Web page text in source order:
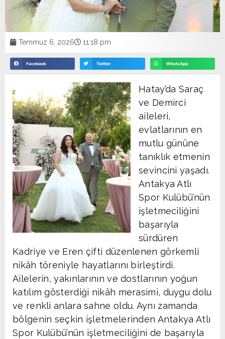
Temmuz 6, 2026 11:18 pm
Facebook Twitter WhatsApp
Hatay’da Saraç
ve Demirci
aileleri,
evlatlarının en
mutlu gününe
tanıklık etmenin
sevincini yaşadı.
Antakya Atlı
Spor Kulübü’nün
işletmeciliğini
başarıyla
sürdüren
Kadriye ve Eren çifti düzenlenen görkemli
nikâh töreniyle hayatlarını birleştirdi.
Ailelerin, yakınlarının ve dostlarının yoğun
katılım gösterdiği nikâh merasimi, duygu dolu
ve renkli anlara sahne oldu. Aynı zamanda
bölgenin seçkin işletmelerinden Antakya Atlı
Spor Kulübü’nün işletmeciliğini de başarıyla